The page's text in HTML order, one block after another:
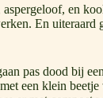
en
En uiteraard
pas dood bij
een klein